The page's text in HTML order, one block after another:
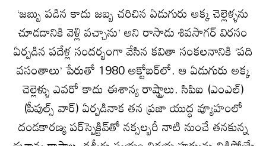
‘జబ్బు పడిన కాదు జబ్బ చరిచిన ఏడుగురు అక్క చెల్లెళ్ళను
చూడడానికి వెళ్లి వచ్చాను’ అని రాసాడు శివసాగర్ విరసం
ఏర్పడిన పదేళ్ల సందర్భంగా వేసిన కవితా సంకలనానికి ‘పది
వసంతాలు’ పేరుతో 1980 అక్టోబర్‌లో. ఆ ఏడుగురు అక్క
చెల్లెళ్ళు ఎవరో కాదు ఈశాన్య రాష్ట్రాలు. సిపిఐ (ఎంఎల్)
(పీపుల్స్ వార్) ఏర్పడినాక తన ప్రజా యుద్ధ వ్యూహంలో
దండకారణ్య పర్‌స్పెక్టివ్‌తో నక్సల్బరీ నాటి నుంచే తనకున్న